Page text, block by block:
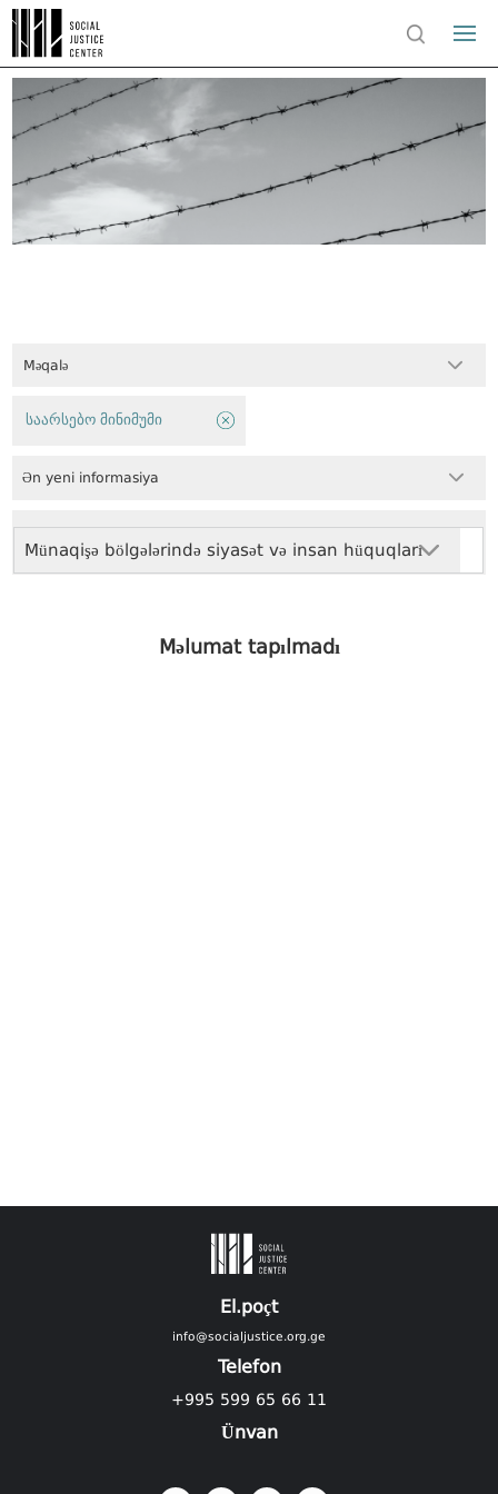
Məqalə
Münaqişə bölgələrində siyasət və insan hüquqları
საარსებო მინიმუმი
Ən yeni informasiya
Məlumat tapılmadı
El.poçt
info@socialjustice.org.ge
Telefon
+995 599 65 66 11
Ünvan